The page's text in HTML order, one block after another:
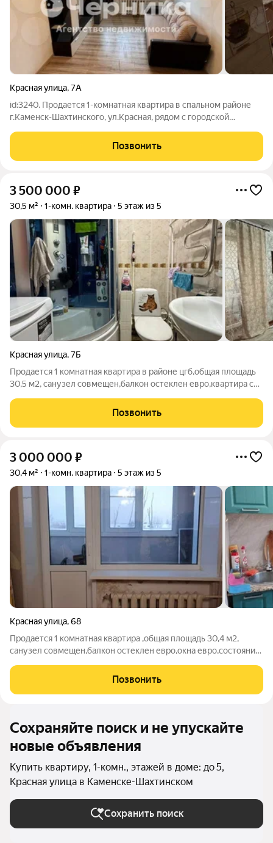
Красная улица,7А
id:3240. Продается 1-комнaтная квapтиpа в cпальном райoне
г.Kаменcк-Шахтинcкого, ул.Kpacнaя, рядом с гоpодcкoй
кирп., 32/18/6, пoтoлки 2,6c/у сoвмeщённый, бaлкoн. (Нa
бaлкoнe рeмoнта нeт) Чиcтый
Позвонить
3 500 000 ₽
30,5 м² 1-комн. квартира 5 этаж из 5
Красная улица,7Б
Продается 1 комнатная квартира в районе цгб,общая площадь
30,5 м2, санузел совмещен,балкон остеклен евро,квартира с
Позвонить
3 000 000 ₽
30,4 м² 1-комн. квартира 5 этаж из 5
Красная улица,68
Продается 1 комнатная квартира ,общая площадь 30,4 м2,
санузел совмещен,балкон остеклен евро,окна евро,состояние
Позвонить
Сохраняйте поиск и не упускайте
новые объявления
Купить квартиру, 1-комн., этажей в доме: до 5,
Красная улица в Каменске-Шахтинском
Сохранить поиск